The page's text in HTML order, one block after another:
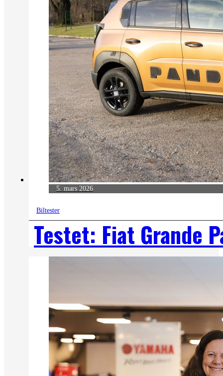
5. mars 2026
Biltester
Testet: Fiat Grande